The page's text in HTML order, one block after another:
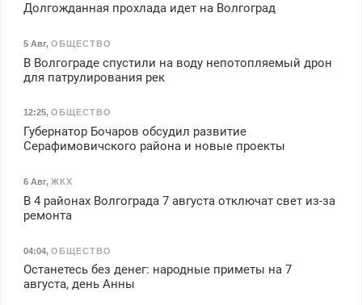
Долгожданная прохлада идет на Волгоград
5 Авг, ОБЩЕСТВО
В Волгограде спустили на воду непотопляемый дрон
для патрулирования рек
12:25, ОБЩЕСТВО
Губернатор Бочаров обсудил развитие
Серафимовичского района и новые проекты
6 Авг, ЖКХ
В 4 районах Волгограда 7 августа отключат свет из-за
ремонта
04:04, ОБЩЕСТВО
Останетесь без денег: народные приметы на 7
августа, день Анны